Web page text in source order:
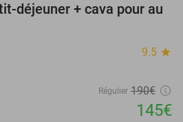
24%
déjeuner + cava pour au
9.5 star
Régulier 190€
145€